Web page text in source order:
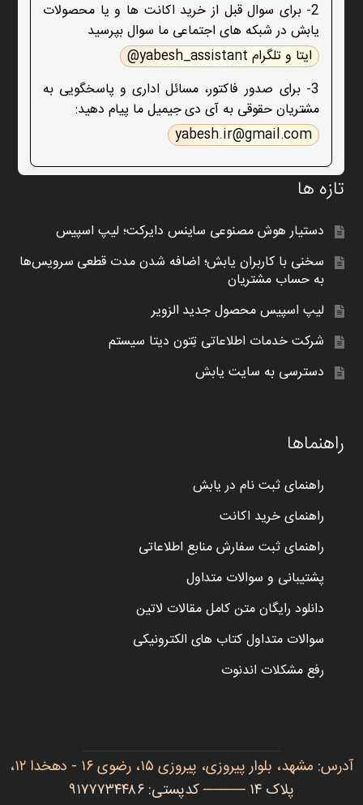
2- برای سوال قبل از خرید اکانت ها و یا محصولات
یابش در شبکه های اجتماعی ما سوال بپرسید
ایتا و تلگرام yabesh_assistant@
3- برای صدور فاکتور، مسائل اداری و پاسخگویی به
مشتریان حقوقی به آی دی جیمیل ما پیام دهید:
yabesh.ir@gmail.com
تازه ها
دستیار هوش مصنوعی ساینس دایرکت؛ لیپ اسپیس
سخنی با کاربران یابش؛ اضافه شدن مدت قطعی سرویس‌ها
به حساب مشتریان
لیپ اسپیس محصول جدید الزویر
شرکت خدمات اطلاعاتی تِتون دیتا سیستم
دسترسی به سایت یابش
راهنماها
راهنمای ثبت نام در یابش
راهنمای خرید اکانت
راهنمای ثبت سفارش منابع اطلاعاتی
پشتیبانی و سوالات متداول
دانلود رایگان متن کامل مقالات لاتین
سوالات متداول کتاب های الکترونیکی
رفع مشکلات اندنوت
آدرس: مشهد، بلوار پیروزی، پیروزی ۱۵، رضوی ۱۶ - دهخدا ۱۲،
پلاک ۱۴ ──── کدپستی: ۹۱۷۷۷۳۴۴۸۶